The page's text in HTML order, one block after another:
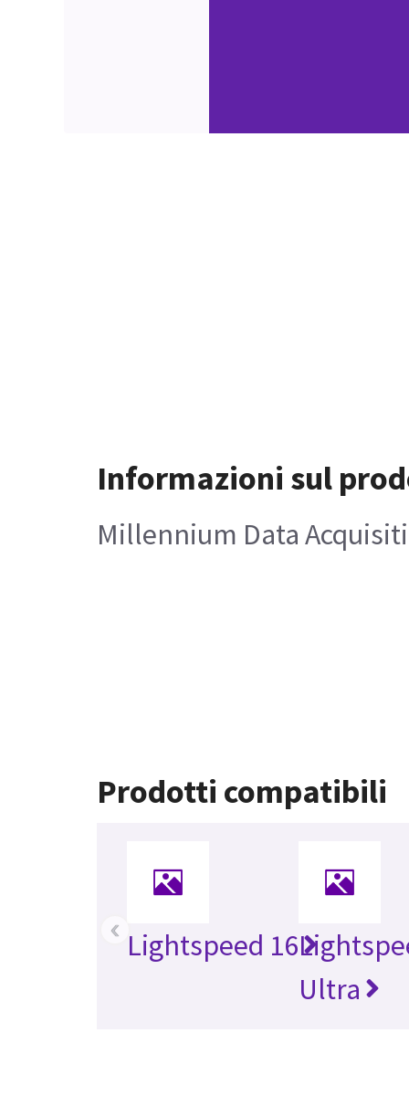
Informazioni sul
Millennium Data
Prodotti compatibili
Lightspeed 16
Ultra
‹